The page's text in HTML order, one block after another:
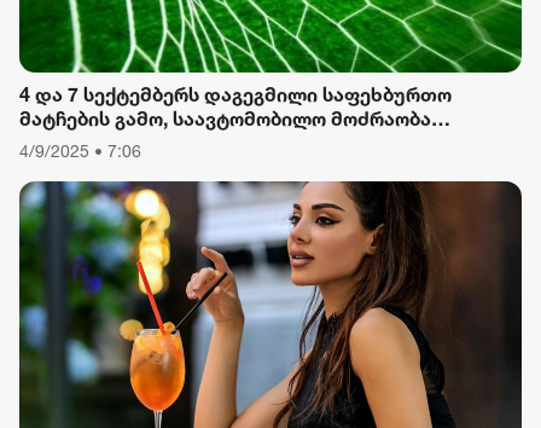
4 და 7 სექტემბერს დაგეგმილი საფეხბურთო
მატჩების გამო, საავტომობილო მოძრაობა
შეიზღუდება
4/9/2025 • 7:06